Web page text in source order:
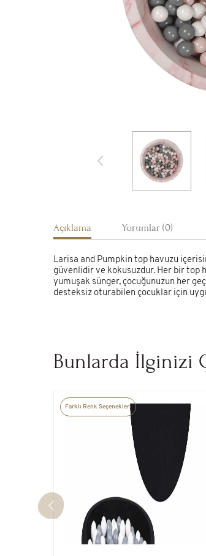
Açıklama Yorumlar (0)
Larisa and Pumpkin top havuzu
güvenlidir ve kokusuzdur. Her bir top
yumuşak sünger, çocuğunuzun her
desteksiz oturabilen çocuklar için
Bunlarda İlginizi
Farklı Renk Seçenekleri